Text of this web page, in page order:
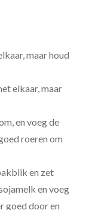
maar houd
elkaar, maar
en voeg de
roeren om
en zet
en voeg
goed door en